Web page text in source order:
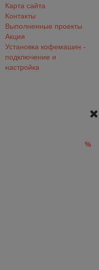
Карта сайта
Контакты
Выполненные проекты
Акция
Установка кофемашин -
подключение и
настройка
%